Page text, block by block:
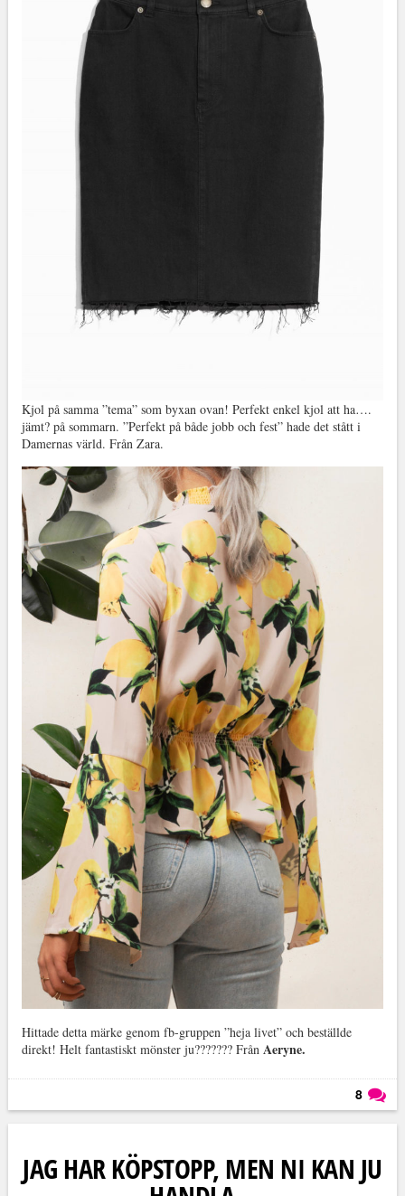
Kjol på samma ”tema” som byxan ovan! Perfekt enkel kjol att ha….
jämt? på sommarn. ”Perfekt på både jobb och fest” hade det stått i
Damernas värld. Från Zara.
Hittade detta märke genom fb-gruppen ”heja livet” och beställde
direkt! Helt fantastiskt mönster ju??????? Från Aeryne.
8
JAG HAR KÖPSTOPP, MEN NI KAN JU